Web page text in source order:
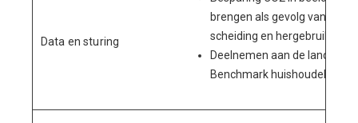
Data en sturing
brengen als gevolg van
scheiding en hergebruik;
Deelnemen aan de landelijke
Benchmark huishoudelijk